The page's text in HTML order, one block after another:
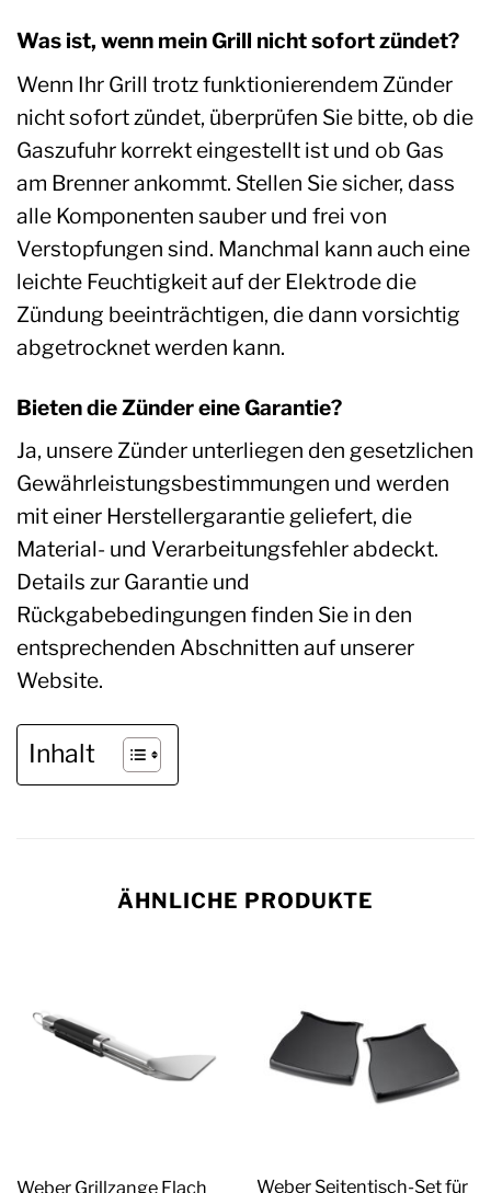
Was ist, wenn mein Grill nicht sofort zündet?
Wenn Ihr Grill trotz funktionierendem Zünder
nicht sofort zündet, überprüfen Sie bitte, ob die
Gaszufuhr korrekt eingestellt ist und ob Gas
am Brenner ankommt. Stellen Sie sicher, dass
alle Komponenten sauber und frei von
Verstopfungen sind. Manchmal kann auch eine
leichte Feuchtigkeit auf der Elektrode die
Zündung beeinträchtigen, die dann vorsichtig
abgetrocknet werden kann.
Bieten die Zünder eine Garantie?
Ja, unsere Zünder unterliegen den gesetzlichen
Gewährleistungsbestimmungen und werden
mit einer Herstellergarantie geliefert, die
Material- und Verarbeitungsfehler abdeckt.
Details zur Garantie und
Rückgabebedingungen finden Sie in den
entsprechenden Abschnitten auf unserer
Website.
Inhalt
ÄHNLICHE PRODUKTE
Weber Grillzange Flach Weber Seitentisch-Set für